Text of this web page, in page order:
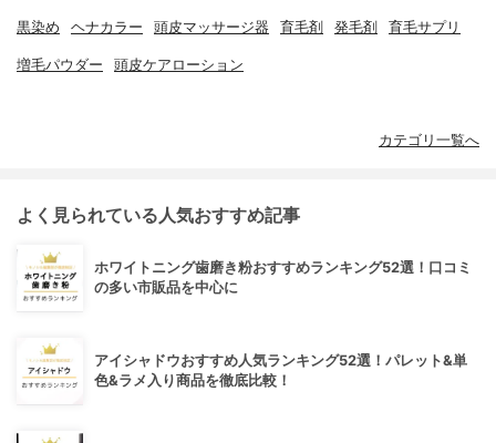
黒染め ヘナカラー 頭皮マッサージ器 育毛剤 発毛剤 育毛サプリ
増毛パウダー 頭皮ケアローション
カテゴリ一覧へ
よく見られている人気おすすめ記事
ホワイトニング歯磨き粉おすすめランキング52選！口コミ
の多い市販品を中心に
アイシャドウおすすめ人気ランキング52選！パレット&単
色&ラメ入り商品を徹底比較！